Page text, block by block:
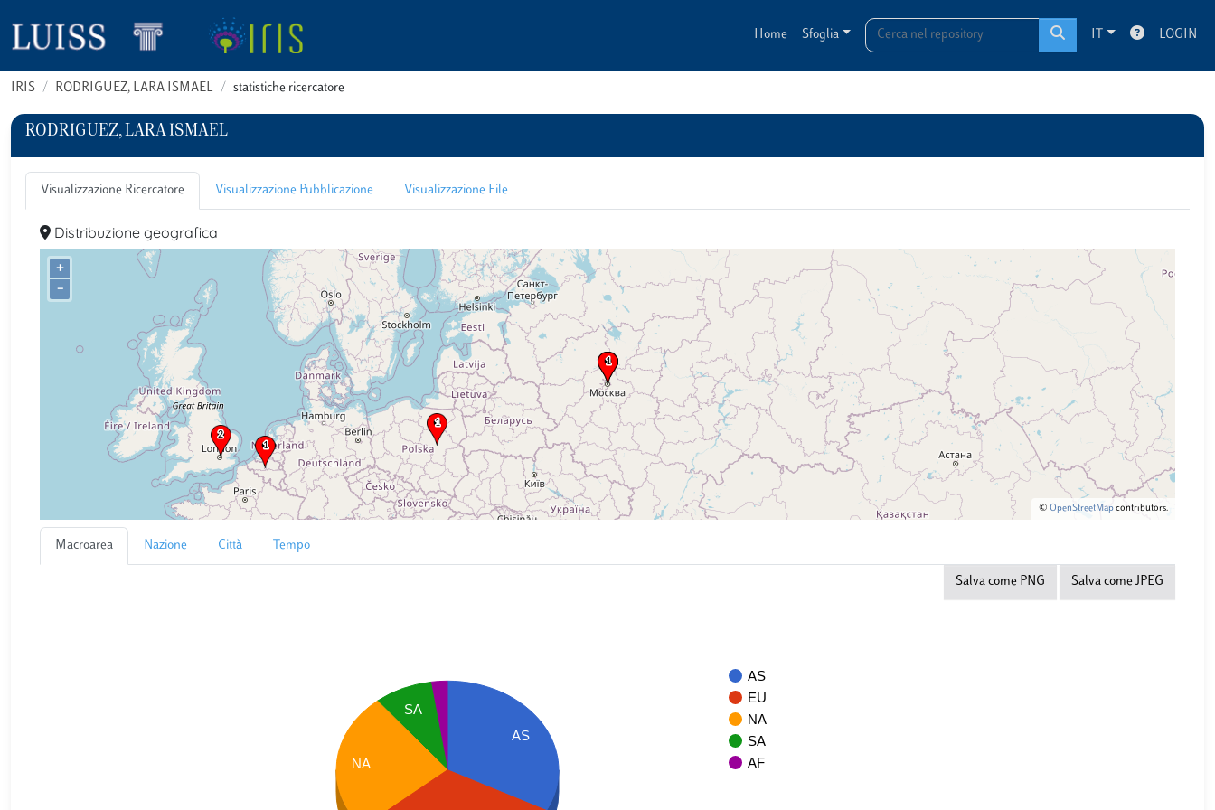
Home Sfoglia IT LOGIN
IRIS RODRIGUEZ, LARA ISMAEL statistiche ricercatore
RODRIGUEZ, LARA ISMAEL
Visualizzazione Ricercatore Visualizzazione Pubblicazione Visualizzazione File
Distribuzione geografica
+
–
© OpenStreetMapcontributors.
Macroarea Nazione Città Tempo
Salva come PNG Salva come JPEG
AS
EU
NA
SA
AF
AS
SA
NA